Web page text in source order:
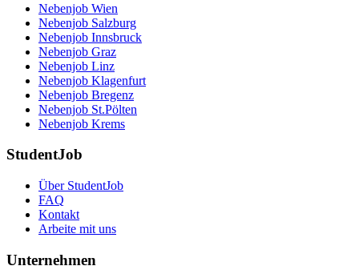
Nebenjob Wien
Nebenjob Salzburg
Nebenjob Innsbruck
Nebenjob Graz
Nebenjob Linz
Nebenjob Klagenfurt
Nebenjob Bregenz
Nebenjob St.Pölten
Nebenjob Krems
StudentJob
Über StudentJob
FAQ
Kontakt
Arbeite mit uns
Unternehmen